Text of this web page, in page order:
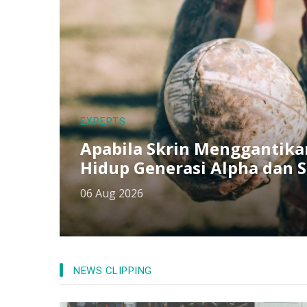
EXPERTS
Apabila Skrin
Hidup Generasi Alpha dan
06 Aug 2026
NEWS CLIPPING